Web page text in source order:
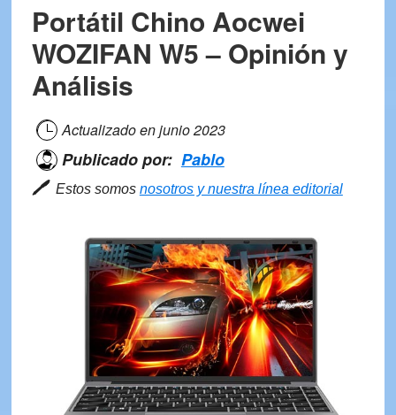
1
Acer
Spin
1
Reseña
Opiniones
Portátil Chino Aocwei
WOZIFAN W5 – Opinión y
Análisis
Actualizado enjunio 2023
Publicado por: Pablo
🖊 Estos somos nosotros y nuestra línea editorial